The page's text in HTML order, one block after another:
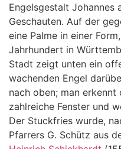
Engelsgestalt Johannes
Geschauten. Auf der
eine Palme in einer
Jahrhundert in
Stadt zeigt unten ein
wachenden Engel
nach oben; man erkennt
zahlreiche Fenster und
Der Stuckfries wurde,
Pfarrers G. Schütz aus